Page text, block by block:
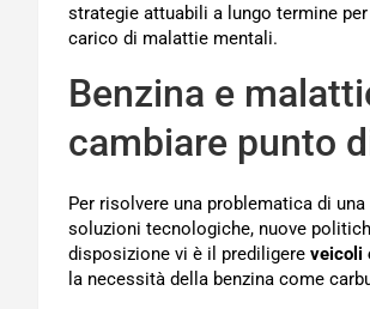
strategie attuabili a lungo termine
carico di malattie mentali.
Benzina e
cambiare punto
Per risolvere una problematica di
soluzioni tecnologiche, nuove
disposizione vi è il prediligere veicoli
la necessità della benzina come